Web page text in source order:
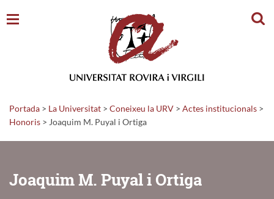
Portada > La Universitat > Coneixeu la URV > Actes institucionals >
Honoris > Joaquim M. Puyal i Ortiga
Joaquim M. Puyal i Ortiga